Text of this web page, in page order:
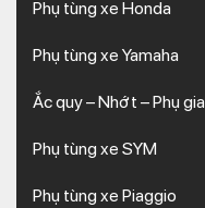
Phụ tùng xe Honda
Phụ tùng xe Yamaha
Ắc quy – Nhớt – Phụ gia
Phụ tùng xe SYM
Phụ tùng xe Piaggio